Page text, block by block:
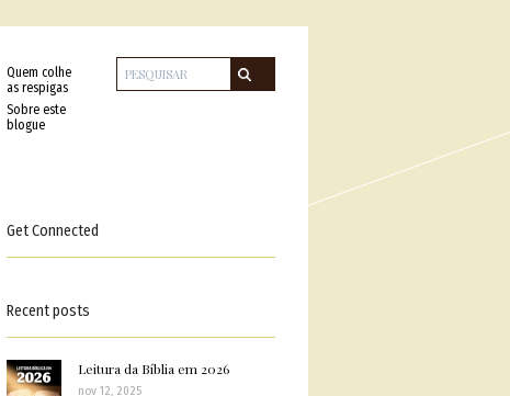
Quem colhe
as respigas
Sobre este
blogue
Get Connected
Recent posts
Leitura da Bíblia em 2026
nov 12, 2025